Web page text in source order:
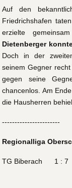
Auf den
Friedrichshafen
erzielte
Dietenberger
Doch in der
seinem Gegner
gegen seine
chancenlos. Am
die Hausherren
-----------------------
Regionalliga
TG Biberach 1 :